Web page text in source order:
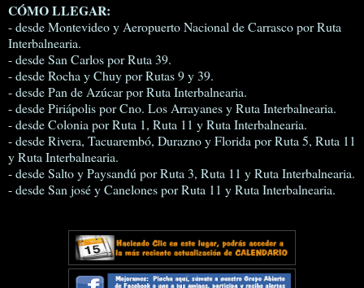
CÓMO LLEGAR:
- desde Montevideo y Aeropuerto Nacional de Carrasco por Ruta
Interbalnearia.
- desde San Carlos por Ruta 39.
- desde Rocha y Chuy por Rutas 9 y 39.
- desde Pan de Azúcar por Ruta Interbalnearia.
- desde Piriápolis por Cno. Los Arrayanes y Ruta Interbalnearia.
- desde Colonia por Ruta 1, Ruta 11 y Ruta Interbalnearia.
- desde Rivera, Tacuarembó, Durazno y Florida por Ruta 5, Ruta 11
y Ruta Interbalnearia.
- desde Salto y Paysandú por Ruta 3, Ruta 11 y Ruta Interbalnearia.
- desde San josé y Canelones por Ruta 11 y Ruta Interbalnearia.